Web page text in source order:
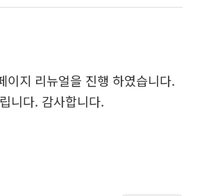
이지 리뉴얼을 진행 하였습니다.
니다. 감사합니다.